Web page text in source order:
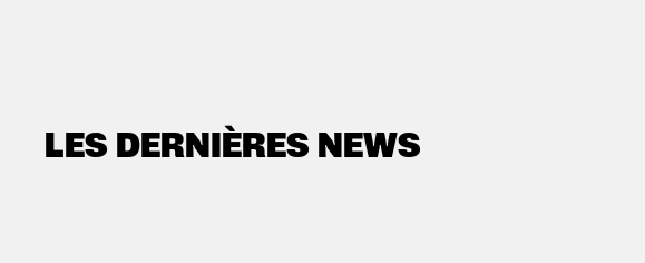
LES DERNIÈRES NEWS